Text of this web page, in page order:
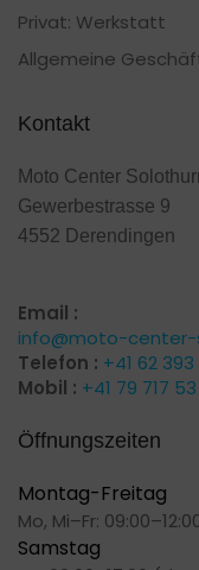
Privat: Werkstatt
Allgemeine
Kontakt
Moto Center
Gewerbestrasse 9
4552 Derendingen
Email :
info@moto-center-
Telefon : +41 62 393
Mobil : +41 79 717 53
Öffnungszeiten
Montag-Freitag
Mo, Mi–Fr:
Samstag